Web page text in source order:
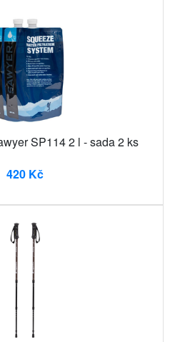
SP114 2 l - sada 2 ks
420 Kč